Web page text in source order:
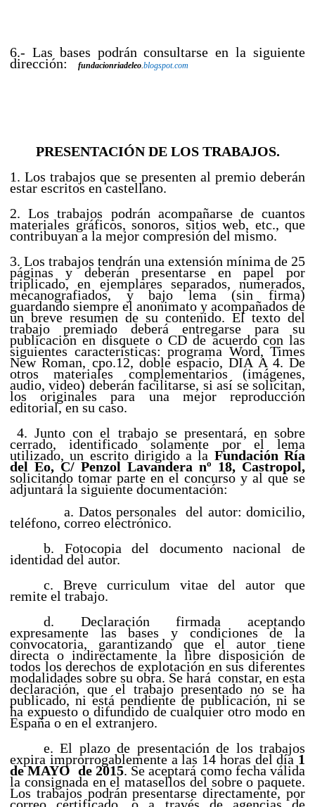
6.- Las bases podrán consultarse en la siguiente
dirección: fundacionriadeleo.blogspot.com
PRESENTACIÓN DE LOS TRABAJOS.
1. Los trabajos que se presenten al premio deberán
estar escritos en castellano.
2. Los trabajos podrán acompañarse de cuantos
materiales gráficos, sonoros, sitios web, etc., que
contribuyan a la mejor compresión del mismo.
3. Los trabajos tendrán una extensión mínima de 25
páginas y deberán presentarse en papel por
triplicado, en ejemplares separados, numerados,
mecanografiados, y bajo lema (sin firma)
guardando siempre el anonimato y acompañados de
un breve resumen de su contenido. El texto del
trabajo premiado deberá entregarse para su
publicación en disquete o CD de acuerdo con las
siguientes características: programa Word, Times
New Roman, cpo.12, doble espacio, DIA A 4. De
otros materiales complementarios (imágenes,
audio, video) deberán facilitarse, si así se solicitan,
los originales para una mejor reproducción
editorial, en su caso.
4. Junto con el trabajo se presentará, en sobre
cerrado, identificado solamente por el lema
utilizado, un escrito dirigido a la Fundación Ría
del Eo, C/ Penzol Lavandera nº 18, Castropol,
solicitando tomar parte en el concurso y al que se
adjuntará la siguiente documentación:
a. Datos personales
del autor: domicilio,
teléfono, correo electrónico.
b. Fotocopia del documento nacional de
identidad del autor.
c. Breve curriculum vitae del autor que
remite el trabajo.
d. Declaración firmada aceptando
expresamente las bases y condiciones de la
convocatoria, garantizando que el autor tiene
directa o indirectamente la libre disposición de
todos los derechos de explotación en sus diferentes
modalidades sobre su obra. Se hará constar, en esta
declaración, que el trabajo presentado no se ha
publicado, ni está pendiente de publicación, ni se
ha expuesto o difundido de cualquier otro modo en
España o en el extranjero.
e. El plazo de presentación de los trabajos
expira improrrogablemente a las 14 horas del día 1
de MAYO de 2015. Se aceptará como fecha válida
la consignada en el matasellos del sobre o paquete.
Los trabajos podrán presentarse directamente, por